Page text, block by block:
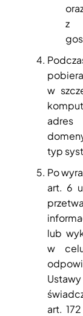
z
w
adres
typ
Po
art. 6
lub
w
art.